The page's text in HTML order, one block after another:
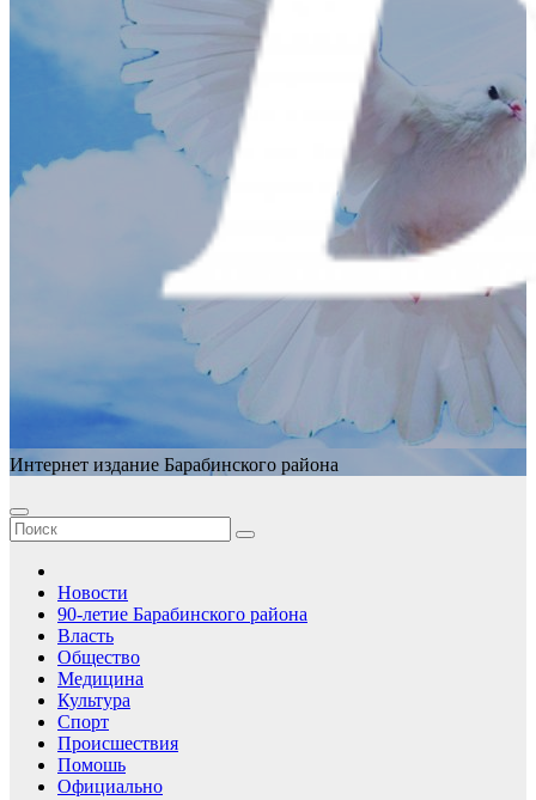
Интернет издание Барабинского района
Новости
90-летие Барабинского района
Власть
Общество
Медицина
Культура
Спорт
Происшествия
Помошь
Официально